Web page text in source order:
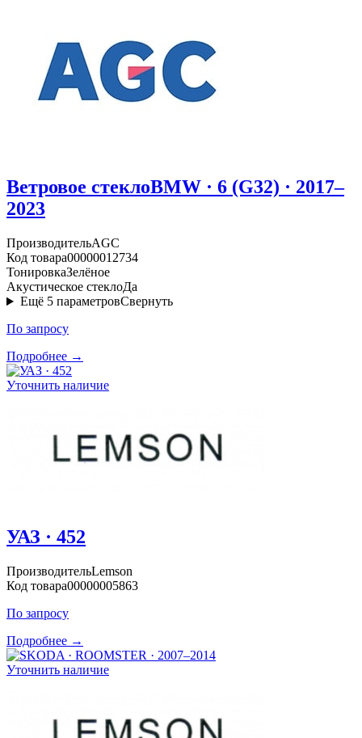
Ветровое стеклоBMW · 6 (G32) · 2017–
2023
ПроизводительAGC
Код товара00000012734
ТонировкаЗелёное
Акустическое стеклоДа
Ещё 5 параметровСвернуть
По запросу
Подробнее →
Уточнить наличие
УАЗ · 452
ПроизводительLemson
Код товара00000005863
По запросу
Подробнее →
Уточнить наличие